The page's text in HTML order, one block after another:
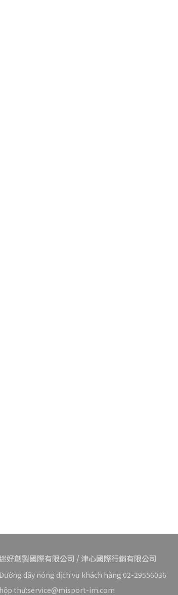
迷好創製國際有限公司 / 津心國際行銷有限公司
dây nóng dịch vụ khách hàng:02-29556036
hộp thư:service@misport-im.com